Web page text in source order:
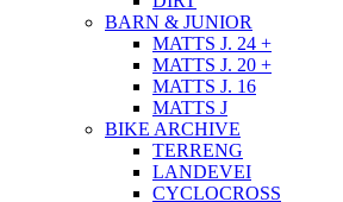
BARN & JUNIOR
MATTS J. 24 +
MATTS J. 20 +
MATTS J. 16
MATTS J
BIKE ARCHIVE
TERRENG
LANDEVEI
CYCLOCROSS